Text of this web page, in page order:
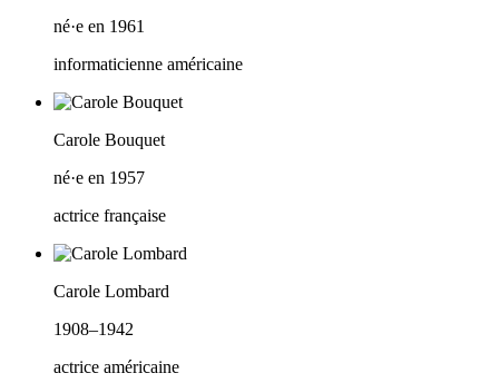
né·e en 1961
informaticienne américaine
Carole Bouquet
né·e en 1957
actrice française
Carole Lombard
1908–1942
actrice américaine